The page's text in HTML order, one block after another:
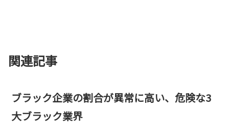
関連記事
ブラック企業の割合が異常に高い、危険な3
大ブラック業界